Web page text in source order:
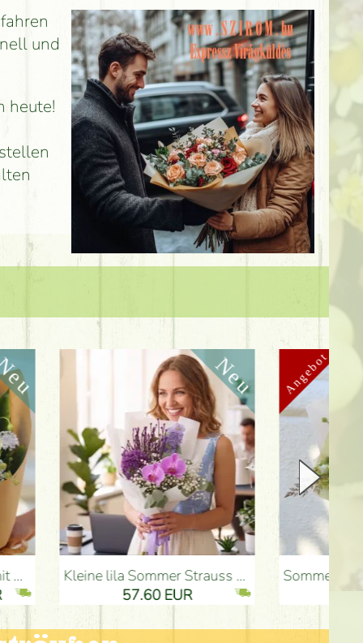
und
heute!
Kleine lila Sommer Strauss mit Delphinium, Orchidee - Blumenlieferung Budapest
57.60 EUR
Sommerlicher rosafarbener Strauß mit